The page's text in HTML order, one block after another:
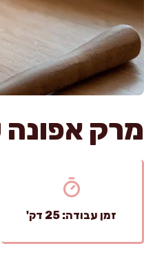
מרק אפונה
זמן עבודה: 25 דק'